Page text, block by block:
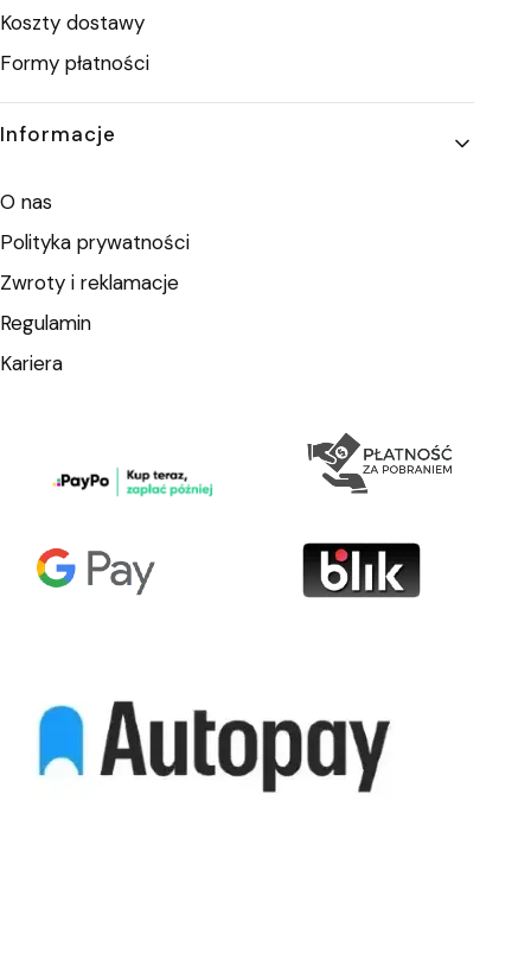
Koszty dostawy
Formy płatności
Informacje
O nas
Polityka prywatności
Zwroty i reklamacje
Regulamin
Kariera